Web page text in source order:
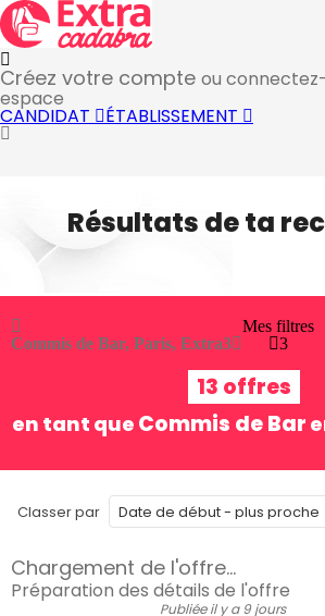
Créez votre compte ou
espace
CANDIDAT ÉTABLISSEMENT
Résultats de ta
Commis de Bar, Paris, Extra3
Mes filtres
3
13 offres
en tant que Commis de Bar
Classer par
Chargement de l'offre...
Préparation des détails de l'offre
Publiée il y a 9 jours